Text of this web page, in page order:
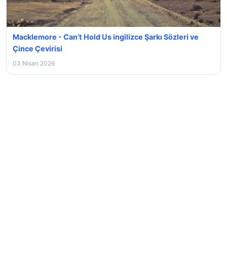
Macklemore - Can’t Hold Us ingilizce Şarkı Sözleri ve
Çince Çevirisi
03 Nisan 2026